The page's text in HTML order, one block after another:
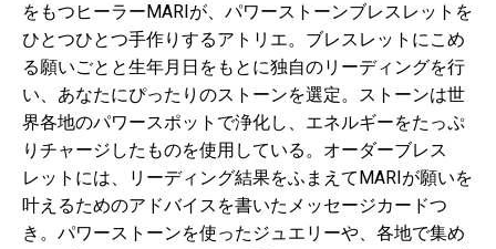
をもつヒーラーMARIが、パワーストーンブレスレットを
ひとつひとつ手作りするアトリエ。ブレスレットにこめ
る願いごとと生年月日をもとに独自のリーディングを行
い、あなたにぴったりのストーンを選定。ストーンは世
界各地のパワースポットで浄化し、エネルギーをたっぷ
りチャージしたものを使用している。オーダーブレス
レットには、リーディング結果をふまえてMARIが願いを
叶えるためのアドバイスを書いたメッセージカードつ
き。パワーストーンを使ったジュエリーや、各地で集め